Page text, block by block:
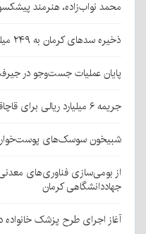
محمد نواب‌زاده، هنرمند
ذخیره سدهای کرمان به ۲۴۹ میلیون مترمکعب رسید
پایان عملیات جست‌وجو در جیرفت؛ کودک ۴ ساله
جریمه ۶ میلیارد ریالی برای قاچاقچی نارنگی پاکستانی در بافت
شبیخون سوسک‌های پوست‌خوار
از بومی‌سازی فناوری‌های
جهاددانشگاهی کرمان
آغاز اجرای طرح پزشک خانواده